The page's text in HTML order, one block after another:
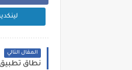
المقال التالي
نطاق